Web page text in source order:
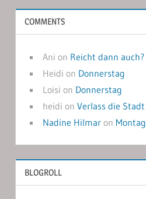
COMMENTS
Ani on Reicht dann auch?
Heidi on Donnerstag
Loisi on Donnerstag
heidi on Verlass die Stadt
Nadine Hilmaron Montag
BLOGROLL